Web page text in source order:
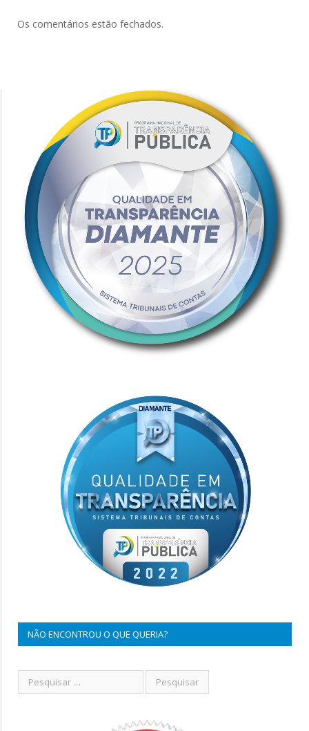
Os comentários estão fechados.
NÃO ENCONTROU O QUE QUERIA?